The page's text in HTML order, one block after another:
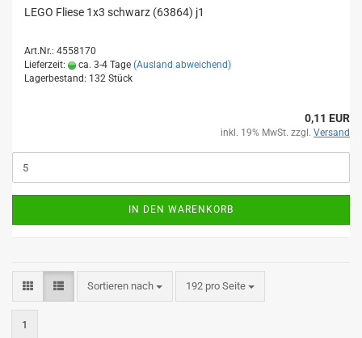
LEGO Fliese 1x3 schwarz (63864) j1
Art.Nr.: 4558170
Lieferzeit:
ca. 3-4 Tage (Ausland abweichend)
Lagerbestand: 132 Stück
0,11 EUR
inkl. 19% MwSt. zzgl. Versand
IN DEN WARENKORB
Sortieren nach
Sortieren nach 192 pro Seite
pro Seite
1